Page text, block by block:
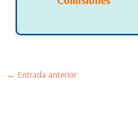
← Entrada anterior